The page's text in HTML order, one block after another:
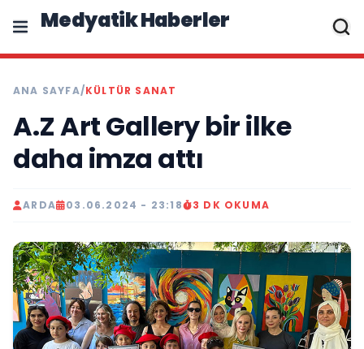
Medyatik Haberler
ANA SAYFA/KÜLTÜR SANAT
A.Z Art Gallery bir ilke
daha imza attı
ARDA 03.06.2024 - 23:18 3 DK OKUMA